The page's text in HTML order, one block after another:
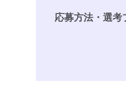
応募方法・選考